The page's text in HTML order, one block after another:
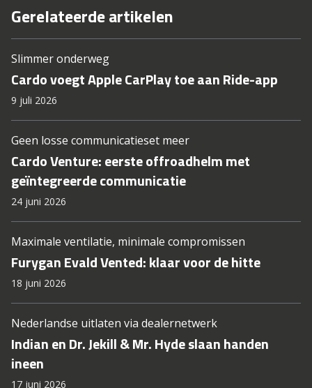
Gerelateerde artikelen
Slimmer onderweg
Cardo voegt Apple CarPlay toe aan Ride-app
9 juli 2026
Geen losse communicatieset meer
Cardo Venture: eerste offroadhelm met
geïntegreerde communicatie
24 juni 2026
Maximale ventilatie, minimale compromissen
Furygan Evald Vented: klaar voor de hitte
18 juni 2026
Nederlandse uitlaten via dealernetwerk
Indian en Dr. Jekill & Mr. Hyde slaan handen
ineen
17 juni 2026